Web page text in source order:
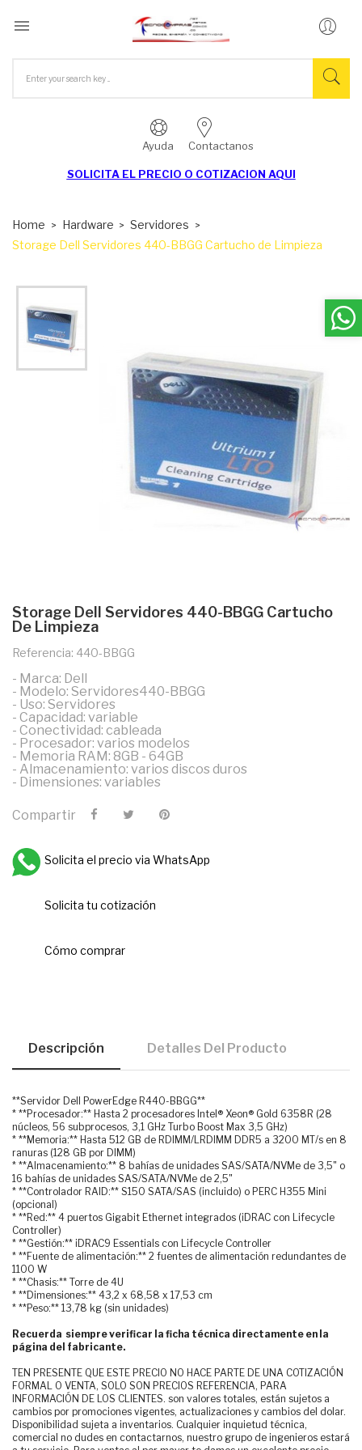

Ayuda Contactanos
SOLICITA EL PRECIO O COTIZACION AQUI
Home Hardware
Servidores
Storage Dell Servidores 440-BBGG Cartucho de Limpieza
Storage Dell Servidores 440-BBGG Cartucho
De Limpieza
Referencia: 440-BBGG
- Marca: Dell
- Modelo: Servidores440-BBGG
- Uso: Servidores
- Capacidad: variable
- Conectividad: cableada
- Procesador: varios modelos
- Memoria RAM: 8GB - 64GB
- Almacenamiento: varios discos duros
- Dimensiones: variables
Compartir
Solicita el precio via WhatsApp
Solicita tu cotización
Cómo comprar
Descripción Detalles Del Producto
**Servidor Dell PowerEdge R440-BBGG**
* **Procesador:** Hasta 2 procesadores Intel® Xeon® Gold 6358R (28
núcleos, 56 subprocesos, 3,1 GHz Turbo Boost Max 3,5 GHz)
* **Memoria:** Hasta 512 GB de RDIMM/LRDIMM DDR5 a 3200 MT/s en 8
ranuras (128 GB por DIMM)
* **Almacenamiento:** 8 bahías de unidades SAS/SATA/NVMe de 3,5" o
16 bahías de unidades SAS/SATA/NVMe de 2,5"
* **Controlador RAID:** S150 SATA/SAS (incluido) o PERC H355 Mini
(opcional)
* **Red:** 4 puertos Gigabit Ethernet integrados (iDRAC con Lifecycle
Controller)
* **Gestión:** iDRAC9 Essentials con Lifecycle Controller
* **Fuente de alimentación:** 2 fuentes de alimentación redundantes de
1100 W
* **Chasis:** Torre de 4U
* **Dimensiones:** 43,2 x 68,58 x 17,53 cm
* **Peso:** 13,78 kg (sin unidades)
Recuerda siempre verificar la ficha técnica directamente en la
página del fabricante.
TEN PRESENTE QUE ESTE PRECIO NO HACE PARTE DE UNA COTIZACIÓN
FORMAL O VENTA, SOLO SON PRECIOS REFERENCIA, PARA
INFORMACIÓN DE LOS CLIENTES. son valores totales, están sujetos a
cambios por promociones vigentes, actualizaciones y cambios del dolar.
Disponibilidad sujeta a inventarios. Cualquier inquietud técnica,
comercial no dudes en contactarnos, nuestro grupo de ingenieros estará